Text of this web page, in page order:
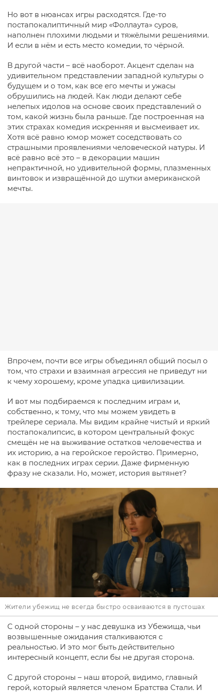
Но вот в нюансах игры расходятся. Где-то
постапокалиптичный мир «Фоллаута» суров,
наполнен плохими людьми и тяжёлыми решениями.
И если в нём и есть место комедии, то чёрной.
В другой части – всё наоборот. Акцент сделан на
удивительном представлении западной культуры о
будущем и о том, как все его мечты и ужасы
обрушились на людей. Как люди делают себе
нелепых идолов на основе своих представлений о
том, какой жизнь была раньше. Где построенная на
этих страхах комедия искренняя и высмеивает их.
Хотя всё равно юмор может соседствовать со
страшными проявлениями человеческой натуры. И
всё равно всё это – в декорации машин
непрактичной, но удивительной формы, плазменных
винтовок и извращённой до шутки американской
мечты.
Впрочем, почти все игры объединял общий посыл о
том, что страхи и взаимная агрессия не приведут ни
к чему хорошему, кроме упадка цивилизации.
И вот мы подбираемся к последним играм и,
собственно, к тому, что мы можем увидеть в
трейлере сериала. Мы видим крайне чистый и яркий
постапокалипсис, в котором центральный фокус
смещён не на выживание остатков человечества и
их историю, а на геройское геройство. Примерно,
как в последних играх серии. Даже фирменную
фразу не сказали. Но, может, история вытянет?
Жители убежищ не всегда быстро осваиваются в пустошах
С одной стороны – у нас девушка из Убежища, чьи
возвышенные ожидания сталкиваются с
реальностью. И это мог быть действительно
интересный концепт, если бы не другая сторона.
С другой стороны – наш второй, видимо, главный
герой, который является членом Братства Стали. И